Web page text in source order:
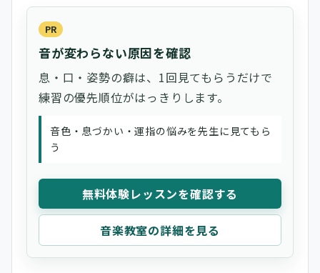
PR
音が変わらない原因を確認
息・口・姿勢の癖は、1回見てもらうだけで
練習の優先順位がはっきりします。
音色・息づかい・運指の悩みを先生に見てもら
う
無料体験レッスンを確認する
音楽教室の詳細を見る